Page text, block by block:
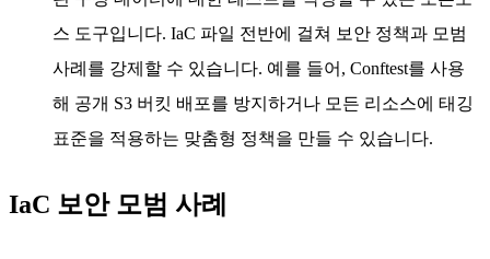
스 도구입니다. IaC 파일 전반에 걸쳐 보안 정책과 모범
사례를 강제할 수 있습니다. 예를 들어, Conftest를 사용
해 공개 S3 버킷 배포를 방지하거나 모든 리소스에 태깅
표준을 적용하는 맞춤형 정책을 만들 수 있습니다.
IaC 보안 모범 사례